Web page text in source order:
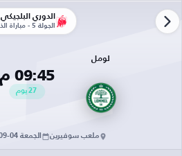
الدوري البلجيكي
الجولة 5 - مباراة الذهاب
لومل
09:45 م
27يوم
ملعب سوفيرين الجمعة 04-09-2026 · 09:45 م